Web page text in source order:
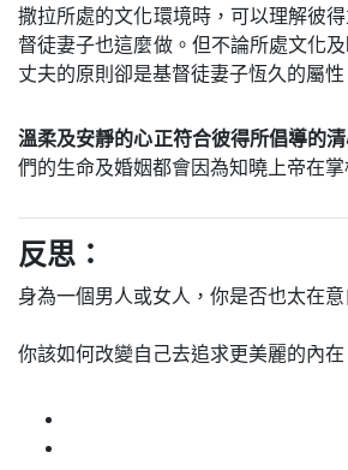
撒拉所處的文化環境時，可以理解彼
督徒妻子也這麼做。但不論所處文化
丈夫的原則卻是基督徒妻子恆久的屬性
溫柔及安靜的心正符合彼得所倡導的
們的生命及婚姻都會因為知曉上帝在
反思：
身為一個男人或女人，你是否也太在意
你該如何改變自己去追求更美麗的內在